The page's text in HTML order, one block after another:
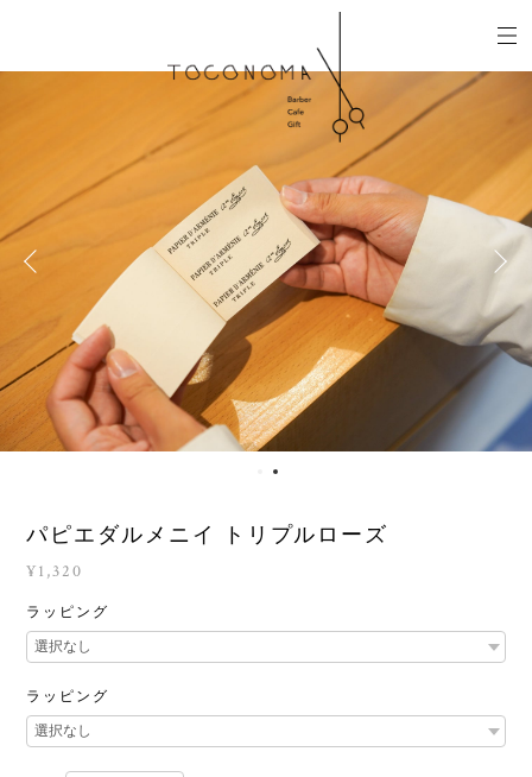
パピエダルメニイ トリプルローズ
¥1,320
ラッピング
ラッピング